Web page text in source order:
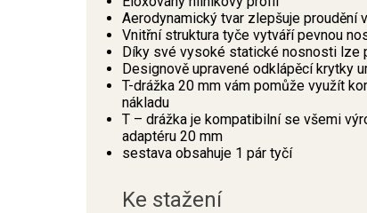
Aerodynamický tvar zlepšuje proudění
Vnitřní struktura tyče vytváří pevnou
Díky své vysoké statické nosnosti lze
Designově upravené odklápěcí krytky
T-drážka 20 mm vám pomůže využít
nákladu
T – drážka je kompatibilní se všemi
adaptéru 20 mm
sestava obsahuje 1 pár tyčí
Ke stažení